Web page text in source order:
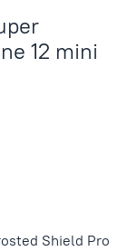
12 mini
Shield Pro